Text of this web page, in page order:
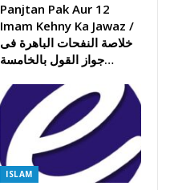
Panjtan Pak Aur 12
Imam Kehny Ka Jawaz /
خلاصة النفحات الباھرة فی
جواز القول بالخامسة…
ISLAM